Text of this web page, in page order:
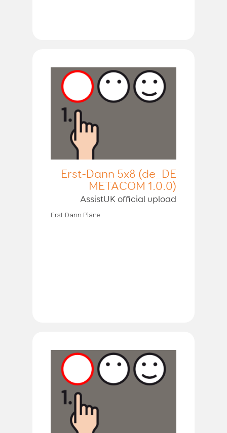
Erst-Dann 5x8 (de_DE
METACOM 1.0.0)
AssistUK official upload
Erst-Dann Pläne